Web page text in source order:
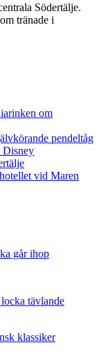
Södertälje.
tränade i
om
pendeltåg
Disney
vid Maren
går ihop
klassiker